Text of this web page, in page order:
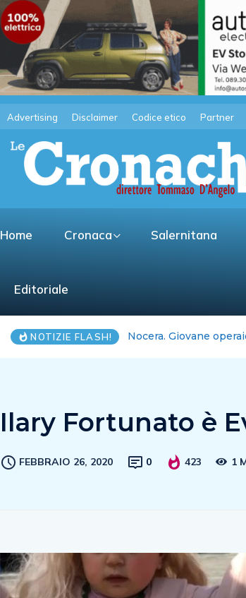
Advertising Disclaimer Codice etico Partner
Home Cronaca Salernitana
Editoriale
NOTIZIE FLASH! Vanni Avallone: Radio
Ilary Fortunato è
FEBBRAIO 26, 2020 0 423 1